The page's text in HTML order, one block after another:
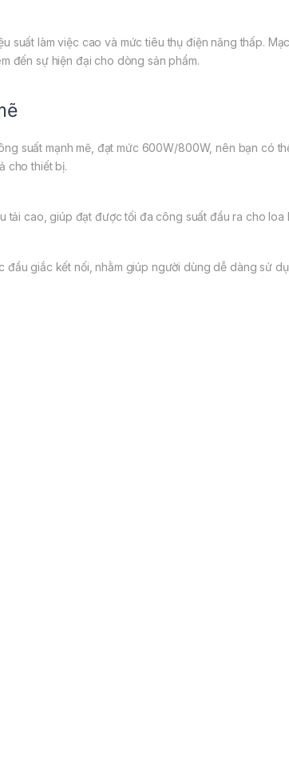
suất làm việc cao và mức tiêu thụ điện năng thấp.
đến sự hiện đại cho dòng sản phẩm.
suất mạnh mẽ, đạt mức 600W/800W, nên bạn có
cho thiết bị.
tải cao, giúp đạt được tối đa công suất đầu ra cho loa
đầu giắc kết nối, nhằm giúp người dùng dễ dàng sử